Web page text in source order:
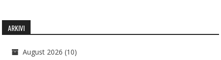
ARKIVI
August 2026 (10)